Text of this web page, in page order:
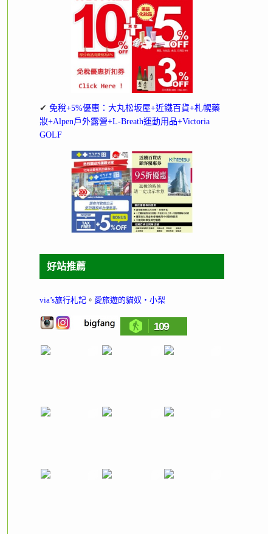
✔ 免稅+5%優惠：大丸松坂屋+近鐵百貨+札幌藥
妝+Alpen戶外露營+L-Breath運動用品+Victoria
GOLF
好站推薦
via’s旅行札記 。 愛旅遊的貓奴‧小梨
109